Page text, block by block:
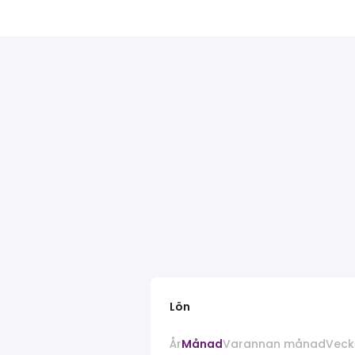
Lön
ÅrMånadVarannan månad